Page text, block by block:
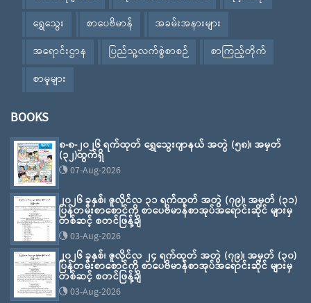
ရွှေသွေး
စာပေဗိမာန်
အခမ်းအနားများ
အရောင်းဌာန
ပြည်သူ့လက်စွဲစာစဉ်
စာကြည့်တိုက်
စာမူများ
BOOKS
၈-၈-၂၀၂၆ ရက်ထုတ် ရွှေသွေးဂျာနယ် အတွဲ (၅၈)၊ အမှတ်
(၃၂)ထွက်ရှိ
07-Aug-2026
၂၀၂၆ ခုနှစ်၊ ဇူလိုင်လ ၃၁ ရက်ထုတ် အတွဲ (၇၉)၊ အမှတ် (၃၁)
ပြန်တမ်းစာစောင်ကို စာပေဗိမာန်စာအုပ်အရောင်းဆိုင် များမှ
တစ်ဆင့် စတင်ဖြန့်ချိ
03-Aug-2026
၂၀၂၆ ခုနှစ်၊ ဇူလိုင်လ ၂၄ ရက်ထုတ် အတွဲ (၇၉)၊ အမှတ် (၃၀)
ပြန်တမ်းစာစောင်ကို စာပေဗိမာန်စာအုပ်အရောင်းဆိုင် များမှ
တစ်ဆင့် စတင်ဖြန့်ချိ
03-Aug-2026